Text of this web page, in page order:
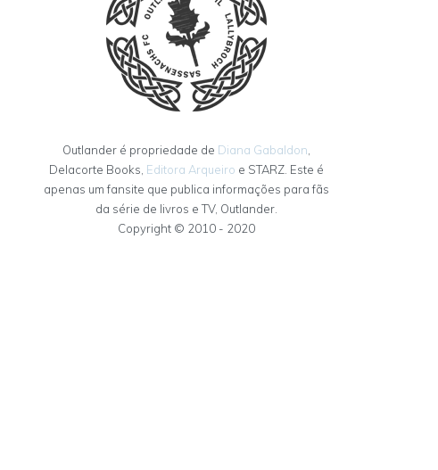
Outlander é propriedade de Diana Gabaldon,
Delacorte Books, Editora Arqueiro e STARZ. Este é
apenas um fansite que publica informações para fãs
da série de livros e TV, Outlander.
Copyright © 2010 - 2020